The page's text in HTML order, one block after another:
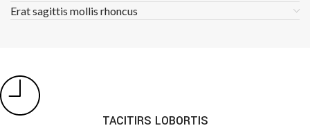
Erat sagittis mollis rhoncus
TACITIRS LOBORTIS